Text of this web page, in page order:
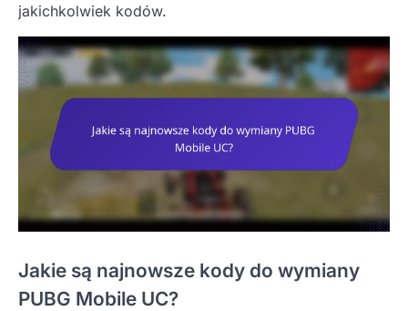
jakichkolwiek kodów.
Jakie są najnowsze kody do wymiany
PUBG Mobile UC?